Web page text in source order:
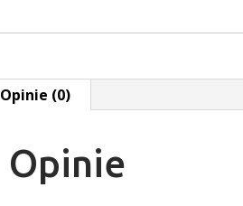
Opinie (0)
Opinie